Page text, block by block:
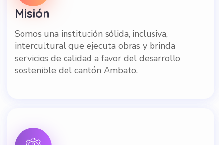
Misión
Somos una institución sólida, inclusiva,
intercultural que ejecuta obras y brinda
servicios de calidad a favor del desarrollo
sostenible del cantón Ambato.